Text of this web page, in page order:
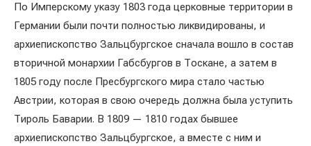
По Имперскому указу 1803 года церковные территории в
Германии были почти полностью ликвидированы, и
архиепископство Зальцбургское сначала вошло в состав
вторичной монархии Габсбургов в Тоскане, а затем в
1805 году после Пресбургского мира стало частью
Австрии, которая в свою очередь должна была уступить
Тироль Баварии. В 1809 — 1810 годах бывшее
архиепископство Зальцбургское, а вместе с ним и